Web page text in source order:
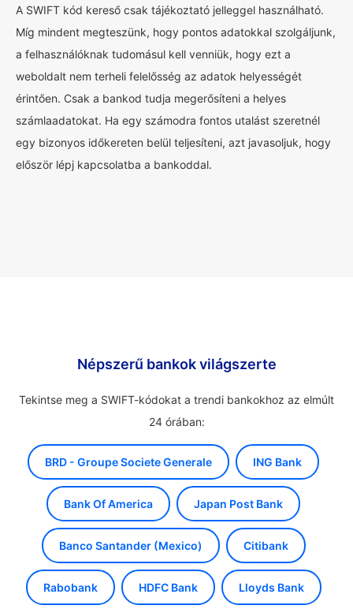
A SWIFT kód kereső csak tájékoztató jelleggel használható.
Míg mindent megteszünk, hogy pontos adatokkal szolgáljunk,
a felhasználóknak tudomásul kell venniük, hogy ezt a
weboldalt nem terheli felelősség az adatok helyességét
érintően. Csak a bankod tudja megerősíteni a helyes
számlaadatokat. Ha egy számodra fontos utalást szeretnél
egy bizonyos időkereten belül teljesíteni, azt javasoljuk, hogy
először lépj kapcsolatba a bankoddal.
Népszerű bankok világszerte
Tekintse meg a SWIFT-kódokat a trendi bankokhoz az elmúlt
24 órában:
BRD - Groupe Societe Generale ING Bank
Bank Of America Japan Post Bank
Banco Santander (Mexico) Citibank
Rabobank HDFC Bank Lloyds Bank